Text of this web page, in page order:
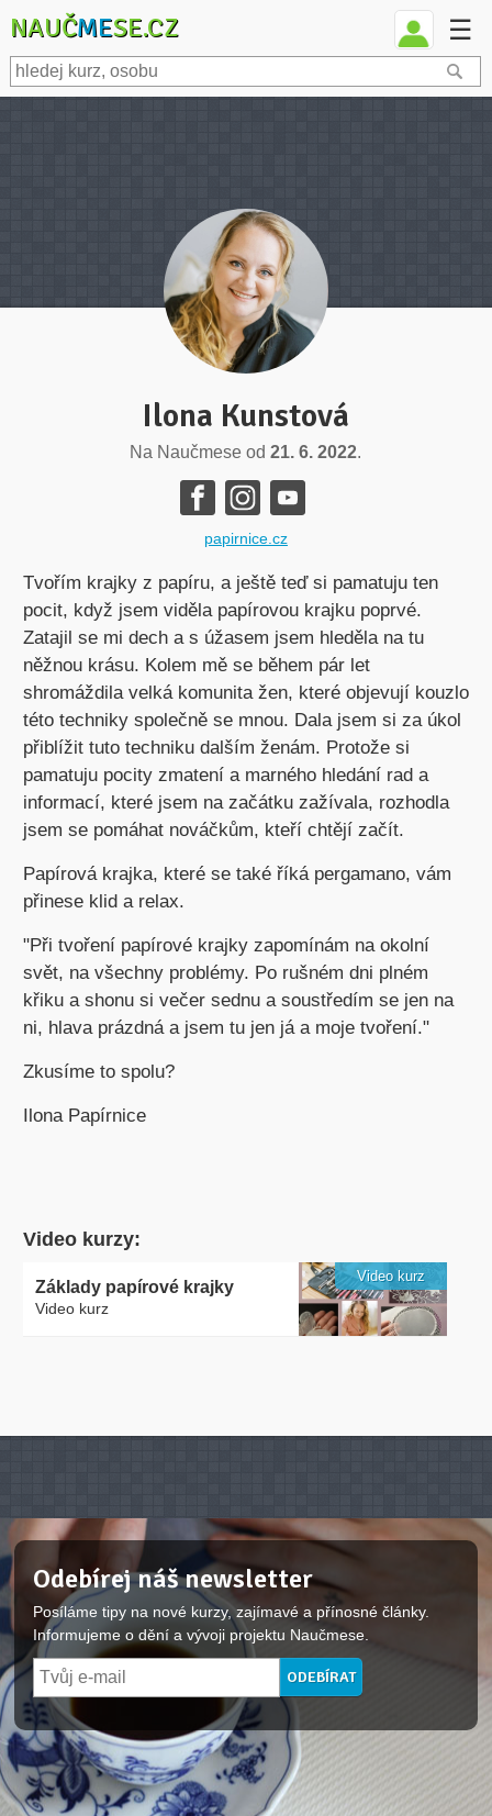
NAUČMESE.CZ ☰
Ilona Kunstová
Na Naučmese od21. 6. 2022.
papirnice.cz
Tvořím krajky z papíru, a ještě teď si pamatuju ten
pocit, když jsem viděla papírovou krajku poprvé.
Zatajil se mi dech a s úžasem jsem hleděla na tu
něžnou krásu. Kolem mě se během pár let
shromáždila velká komunita žen, které objevují kouzlo
této techniky společně se mnou. Dala jsem si za úkol
přiblížit tuto techniku dalším ženám. Protože si
pamatuju pocity zmatení a marného hledání rad a
informací, které jsem na začátku zažívala, rozhodla
jsem se pomáhat nováčkům, kteří chtějí začít.
Papírová krajka, které se také říká pergamano, vám
přinese klid a relax.
"Při tvoření papírové krajky zapomínám na okolní
svět, na všechny problémy. Po rušném dni plném
křiku a shonu si večer sednu a soustředím se jen na
ni, hlava prázdná a jsem tu jen já a moje tvoření."
Zkusíme to spolu?
Ilona Papírnice
Video kurzy:
Základy papírové krajky
Video kurz
Video kurz
Odebírej náš newsletter
Posíláme tipy na nové kurzy, zajímavé a přínosné články.
Informujeme o dění a vývoji projektu Naučmese.